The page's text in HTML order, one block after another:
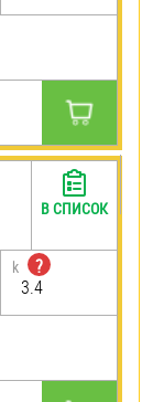
k
?
3.4
В СПИСОК